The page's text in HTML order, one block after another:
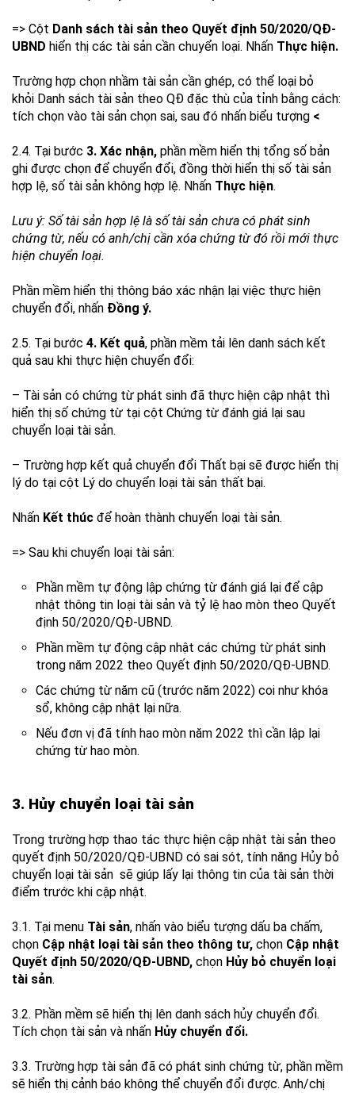
=> Cột Danh sách tài sản theo Quyết định 50/2020/QĐ-
UBND hiển thị các tài sản cần chuyển loại. Nhấn Thực hiện.
Trường hợp chọn nhầm tài sản cần ghép, có thể loại bỏ
khỏi Danh sách tài sản theo QĐ đặc thù của tỉnh bằng cách:
tích chọn vào tài sản chọn sai, sau đó nhấn biểu tượng <
2.4. Tại bước 3. Xác nhận, phần mềm hiển thị tổng số bản
ghi được chọn để chuyển đổi, đồng thời hiển thị số tài sản
hợp lệ, số tài sản không hợp lệ. Nhấn Thực hiện.
Lưu ý: Số tài sản hợp lệ là số tài sản chưa có phát sinh
chứng từ, nếu có anh/chị cần xóa chứng từ đó rồi mới thực
hiện chuyển loại.
Phần mềm hiển thị thông báo xác nhận lại việc thực hiện
chuyển đổi, nhấn Đồng ý.
2.5. Tại bước 4. Kết quả, phần mềm tải lên danh sách kết
quả sau khi thực hiện chuyển đổi:
– Tài sản có chứng từ phát sinh đã thực hiện cập nhật thì
hiển thị số chứng từ tại cột Chứng từ đánh giá lại sau
chuyển loại tài sản.
– Trường hợp kết quả chuyển đổi Thất bại sẽ được hiển thị
lý do tại cột Lý do chuyển loại tài sản thất bại.
Nhấn Kết thúc để hoàn thành chuyển loại tài sản.
=> Sau khi chuyển loại tài sản:
Phần mềm tự động lập chứng từ đánh giá lại để cập
nhật thông tin loại tài sản và tỷ lệ hao mòn theo Quyết
định 50/2020/QĐ-UBND.
Phần mềm tự động cập nhật các chứng từ phát sinh
trong năm 2022 theo Quyết định 50/2020/QĐ-UBND.
Các chứng từ năm cũ (trước năm 2022) coi như khóa
sổ, không cập nhật lại nữa.
Nếu đơn vị đã tính hao mòn năm 2022 thì cần lập lại
chứng từ hao mòn.
3. Hủy chuyển loại tài sản
Trong trường hợp thao tác thực hiện cập nhật tài sản theo
quyết định 50/2020/QĐ-UBND có sai sót, tính năng Hủy bỏ
chuyển loại tài sản sẽ giúp lấy lại thông tin của tài sản thời
điểm trước khi cập nhật.
3.1. Tại menu Tài sản, nhấn vào biểu tượng dấu ba chấm,
chọn Cập nhật loại tài sản theo thông tư, chọn Cập nhật
Quyết định 50/2020/QĐ-UBND, chọn Hủy bỏ chuyển loại
tài sản.
3.2. Phần mềm sẽ hiển thị lên danh sách hủy chuyển đổi.
Tích chọn tài sản và nhấn Hủy chuyển đổi.
3.3. Trường hợp tài sản đã có phát sinh chứng từ, phần mềm
sẽ hiển thị cảnh báo không thể chuyển đổi được. Anh/chị